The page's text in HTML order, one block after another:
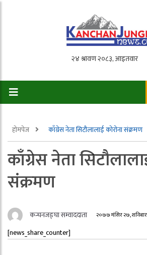
होमपेज काँग्रेस नेता सिटौलालाई कोरोना संक्रमण
काँग्रेस नेता
संक्रमण
कन्चनजङ्घा सम्वाददाता २०७७ मंसिर २७,
[news_share_counter]